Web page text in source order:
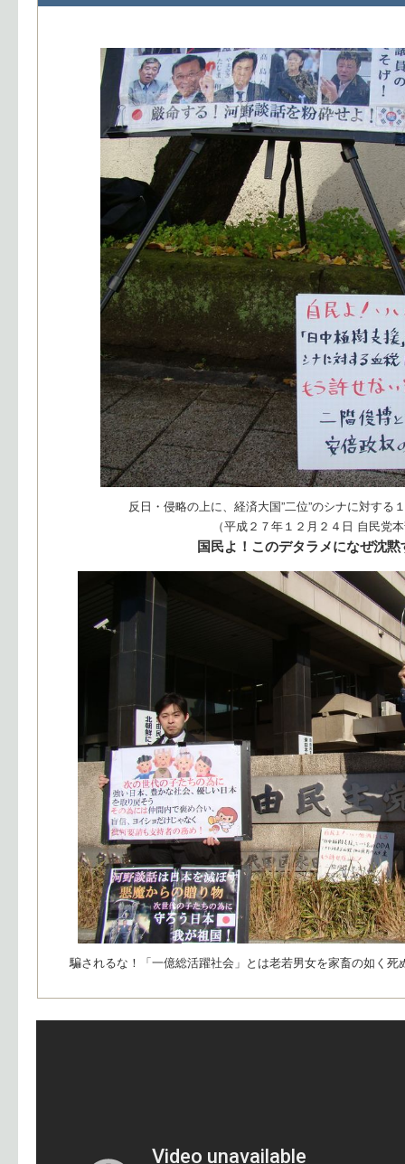
反日・侵略の上に、経済大国”二位”のシナに対する
（平成２７年１２月２４日 自民党
国民よ！このデタラメになぜ沈
騙されるな！「一億総活躍社会」とは老若男女を家畜の如く死